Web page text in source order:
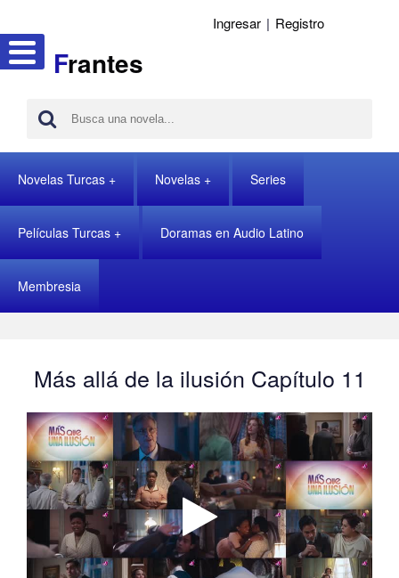
Frantes
Ingresar | Registro
Novelas Turcas Novelas Series
Películas Turcas Doramas en Audio Latino
Membresia
Más allá de la ilusión Capítulo 11